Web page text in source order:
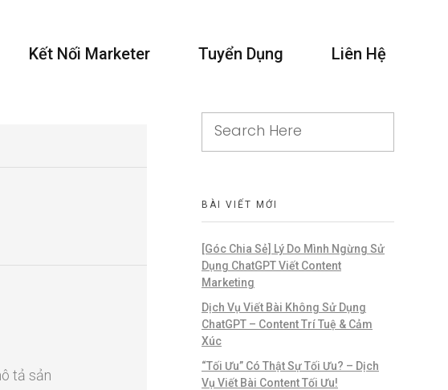
Kết Nối Marketer Tuyển Dụng Liên Hệ
tả sản
BÀI VIẾT MỚI
[Góc Chia Sẻ] Lý Do Mình Ngừng Sử
Dụng ChatGPT Viết Content
Marketing
Dịch Vụ Viết Bài Không Sử Dụng
ChatGPT – Content Trí Tuệ & Cảm
Xúc
“Tối Ưu” Có Thật Sự Tối Ưu? – Dịch
Vụ Viết Bài Content Tối Ưu!